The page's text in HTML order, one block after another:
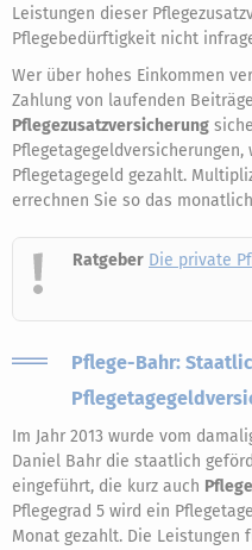
Leistungen dieser
Pflegebedürftigkeit nicht
Wer über hohes Einkommen
Zahlung von laufenden
Pflegezusatzversicherung
Pflegetagegeld gezahlt.
errechnen Sie so das
Ratgeber Die private
Pflege-Bahr:
Im Jahr 2013 wurde vom
Daniel Bahr die staatlich
eingeführt, die kurz auch
Pflegegrad 5 wird ein
Monat gezahlt. Die Leistungen